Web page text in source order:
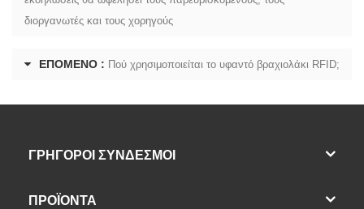
διοργανωτές και τους χορηγούς
ΕΠΌΜΕΝΟ : Πού χρησιμοποιείται το υφαντό βραχιολάκι RFID;
ΓΡΗΓΟΡΟΙ ΣΥΝΔΕΣΜΟΙ
ΠΡΟΪΌΝΤΑ